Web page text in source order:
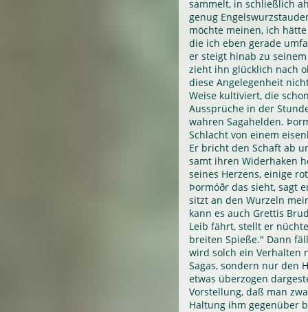
sammelt, in schließlich
genug
möchte meinen, ich
die ich eben gerade
er steigt hinab zu
zieht ihn glücklich nach
diese Angelegenheit
Weise kultiviert, die
Aussprüche in der
wahren Sagahelden.
Schlacht von einem
Er bricht den Schaft ab
samt ihren Widerhaken
seines Herzens, einige
Þormóðr das sieht, sagt
sitzt an den Wurzeln
kann es auch Grettis
Leib fährt, stellt er
breiten Spieße." Dann
wird solch ein Verhalten
Sagas, sondern nur den
etwas überzogen
Vorstellung, daß man
Haltung ihm gegenüber